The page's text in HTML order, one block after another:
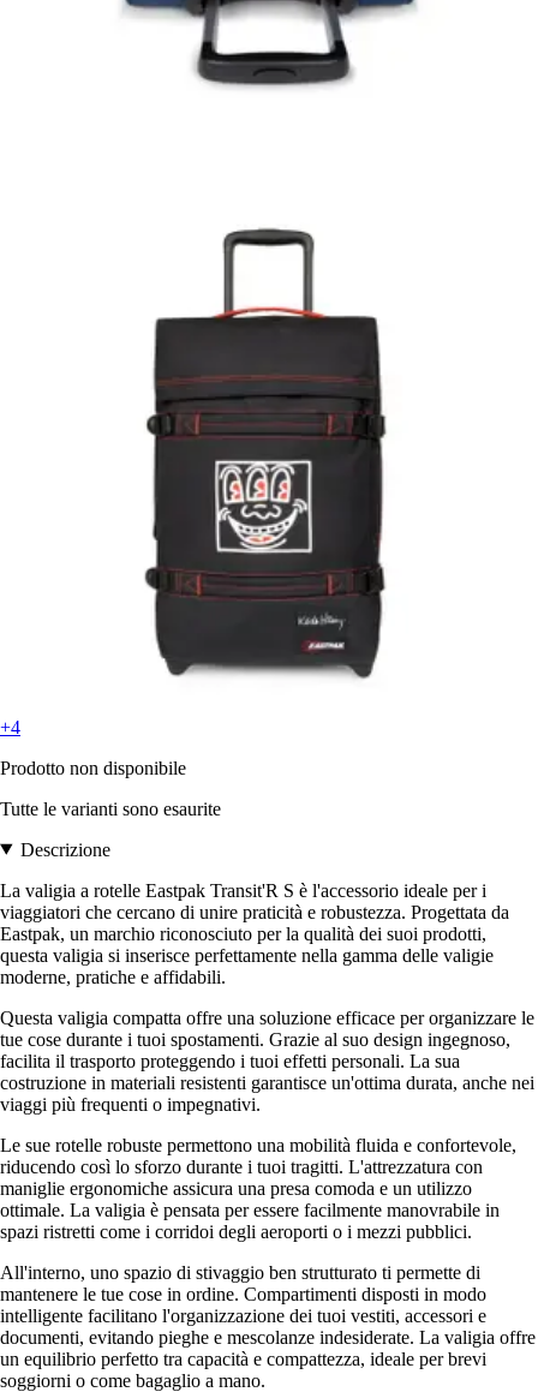
+4
Prodotto non disponibile
Tutte le varianti sono esaurite
Descrizione
La valigia a rotelle Eastpak Transit'R S è l'accessorio ideale per i
viaggiatori che cercano di unire praticità e robustezza. Progettata da
Eastpak, un marchio riconosciuto per la qualità dei suoi prodotti,
questa valigia si inserisce perfettamente nella gamma delle valigie
moderne, pratiche e affidabili.
Questa valigia compatta offre una soluzione efficace per organizzare le
tue cose durante i tuoi spostamenti. Grazie al suo design ingegnoso,
facilita il trasporto proteggendo i tuoi effetti personali. La sua
costruzione in materiali resistenti garantisce un'ottima durata, anche nei
viaggi più frequenti o impegnativi.
Le sue rotelle robuste permettono una mobilità fluida e confortevole,
riducendo così lo sforzo durante i tuoi tragitti. L'attrezzatura con
maniglie ergonomiche assicura una presa comoda e un utilizzo
ottimale. La valigia è pensata per essere facilmente manovrabile in
spazi ristretti come i corridoi degli aeroporti o i mezzi pubblici.
All'interno, uno spazio di stivaggio ben strutturato ti permette di
mantenere le tue cose in ordine. Compartimenti disposti in modo
intelligente facilitano l'organizzazione dei tuoi vestiti, accessori e
documenti, evitando pieghe e mescolanze indesiderate. La valigia offre
un equilibrio perfetto tra capacità e compattezza, ideale per brevi
soggiorni o come bagaglio a mano.